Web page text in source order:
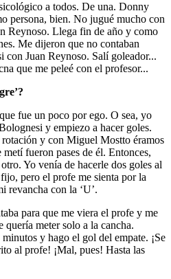
a todos. De una. Donny
persona, bien. No jugué mucho con
Reynoso. Llega fin de año y como
Me dijeron que no contaban
Juan Reynoso. Salí goleador...
que me peleé con el profesor...
fue un poco por ego. O sea, yo
y empiezo a hacer goles.
y con Miguel Mostto éramos
metí fueron pases de él. Entonces,
Yo venía de hacerle dos goles al
pero el profe me sienta por la
revancha con la ‘U’.
para que me viera el profe y me
quería meter solo a la cancha.
y hago el gol del empate. ¡Se
al profe! ¡Mal, pues! Hasta las